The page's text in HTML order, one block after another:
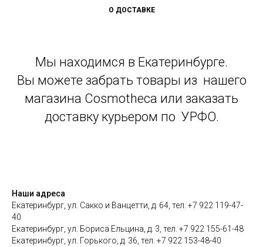
О ДОСТАВКЕ
Мы находимся в Екатеринбурге.
Вы можете забрать товары из нашего
магазина Cosmotheca или заказать
доставку курьером по УРФО.
Наши адреса
Екатеринбург, ул. Сакко и Ванцетти, д. 64, тел. +7 922 119-47-
40
Екатеринбург, ул. Бориса Ельцина, д. 3, тел. +7 922 155-61-48
Екатеринбург, ул. Горького, д. 36, тел. +7 922 153-48-40